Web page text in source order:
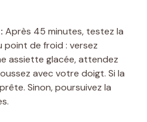
Après 45 minutes, testez la
de froid : versez
assiette glacée, attendez
avec votre doigt. Si la
Sinon, poursuivez la